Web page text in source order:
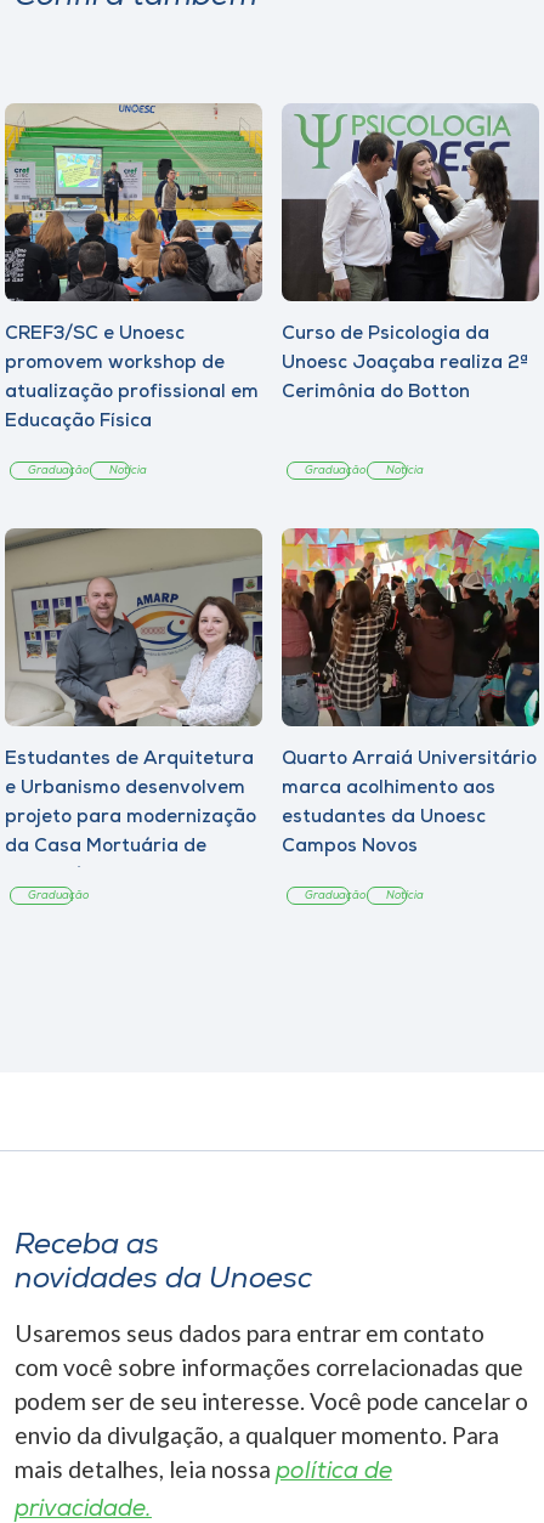
CREF3/SC e Unoesc
promovem workshop de
atualização profissional em
Educação Física
Graduação Notícia
Curso de Psicologia da
Unoesc Joaçaba realiza 2ª
Cerimônia do Botton
Graduação Notícia
Estudantes de Arquitetura
e Urbanismo desenvolvem
projeto para modernização
da Casa Mortuária de
Graduação
Quarto Arraiá Universitário
marca acolhimento aos
estudantes da Unoesc
Campos Novos
Graduação Notícia
Receba as
novidades da Unoesc
Usaremos seus dados para entrar em contato
com você sobre informações correlacionadas que
podem ser de seu interesse. Você pode cancelar o
envio da divulgação, a qualquer momento. Para
mais detalhes, leia nossa política de
privacidade.